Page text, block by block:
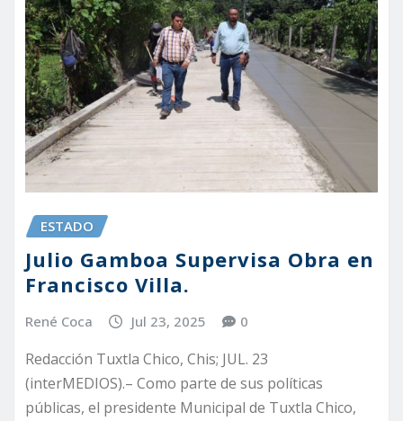
ESTADO
Julio Gamboa Supervisa Obra en
Francisco Villa.
René Coca Jul 23, 2025 0
Redacción Tuxtla Chico, Chis; JUL. 23
(interMEDIOS).– Como parte de sus políticas
públicas, el presidente Municipal de Tuxtla Chico,